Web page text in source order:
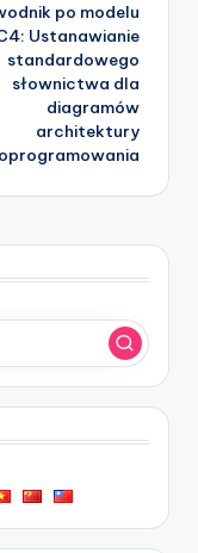
po modelu
Ustanawianie
standardowego
słownictwa dla
diagramów
architektury
oprogramowania